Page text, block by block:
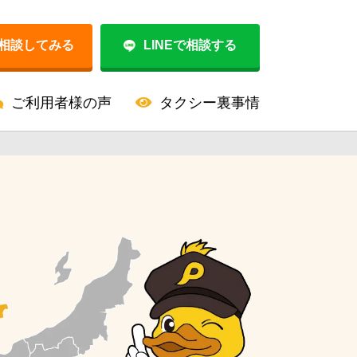
談してみる LINEで相談する
ご利用者様の声 タクシー裏事情